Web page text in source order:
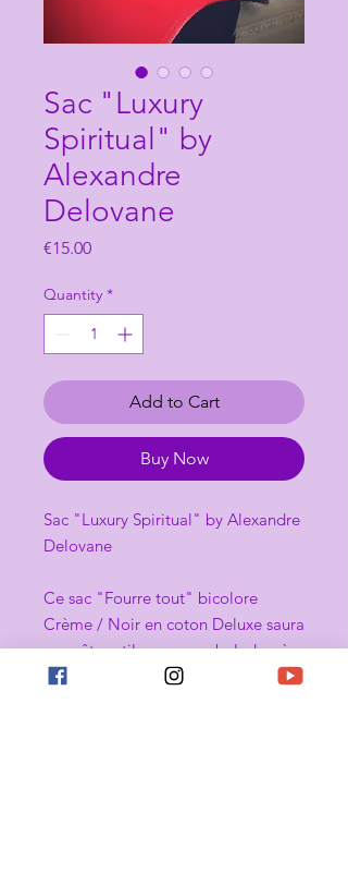
Sac "Luxury
Spiritual" by
Alexandre
Delovane
€15.00Price
Quantity *
Add to Cart
Buy Now
Sac "Luxury Spiritual" by Alexandre
Delovane
Ce sac "Fourre tout" bicolore
Crème / Noir en coton Deluxe saura
vous être utile pour vos baledes, à
la plage, votre shopping, aller au